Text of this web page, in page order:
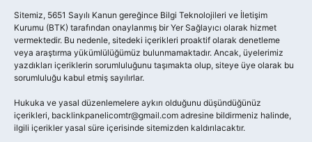
Sitemiz, 5651 Sayılı Kanun gereğince Bilgi Teknolojileri ve İletişim
Kurumu (BTK) tarafından onaylanmış bir Yer Sağlayıcı olarak hizmet
vermektedir. Bu nedenle, sitedeki içerikleri proaktif olarak denetleme
veya araştırma yükümlülüğümüz bulunmamaktadır. Ancak, üyelerimiz
yazdıkları içeriklerin sorumluluğunu taşımakta olup, siteye üye olarak bu
sorumluluğu kabul etmiş sayılırlar.
Hukuka ve yasal düzenlemelere aykırı olduğunu düşündüğünüz
içerikleri, backlinkpanelicomtr@gmail.com adresine bildirmeniz halinde,
ilgili içerikler yasal süre içerisinde sitemizden kaldırılacaktır.